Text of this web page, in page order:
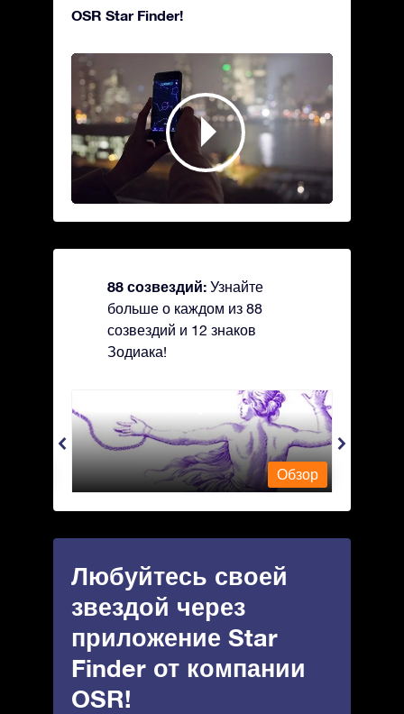
OSR Star Finder!
88 созвездий: Узнайте
больше о каждом из 88
созвездий и 12 знаков
Зодиака!
Andromeda - Андромеда
Обзор
Любуйтесь своей
звездой через
приложение Star
Finder от компании
OSR!